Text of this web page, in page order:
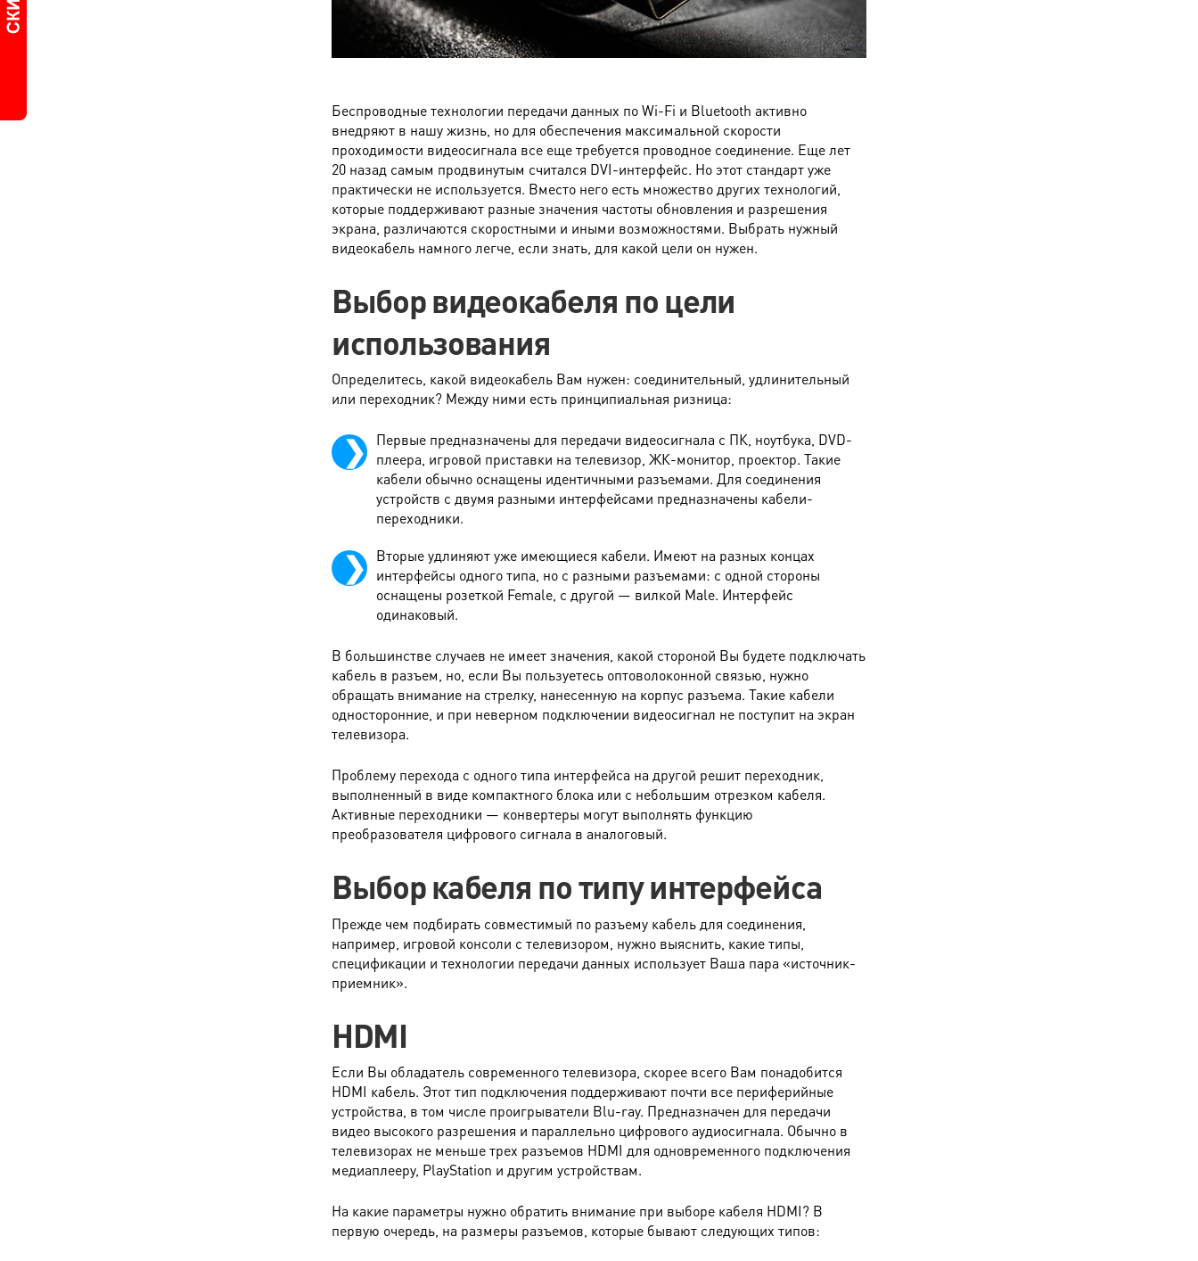
Беспроводные технологии передачи данных по Wi-Fi и Bluetooth активно
внедряют в нашу жизнь, но для обеспечения максимальной скорости
проходимости видеосигнала все еще требуется проводное соединение. Еще лет
20 назад самым продвинутым считался DVI-интерфейс. Но этот стандарт уже
практически не используется. Вместо него есть множество других технологий,
которые поддерживают разные значения частоты обновления и разрешения
экрана, различаются скоростными и иными возможностями. Выбрать нужный
видеокабель намного легче, если знать, для какой цели он нужен.
Выбор видеокабеля по цели
использования
Определитесь, какой видеокабель Вам нужен: соединительный, удлинительный
или переходник? Между ними есть принципиальная ризница:
Первые предназначены для передачи видеосигнала с ПК, ноутбука, DVD-
плеера, игровой приставки на телевизор, ЖК-монитор, проектор. Такие
кабели обычно оснащены идентичными разъемами. Для соединения
устройств с двумя разными интерфейсами предназначены кабели-
переходники.
Вторые удлиняют уже имеющиеся кабели. Имеют на разных концах
интерфейсы одного типа, но с разными разъемами: с одной стороны
оснащены розеткой Female, с другой — вилкой Male. Интерфейс
одинаковый.
В большинстве случаев не имеет значения, какой стороной Вы будете подключать
кабель в разъем, но, если Вы пользуетесь оптоволоконной связью, нужно
обращать внимание на стрелку, нанесенную на корпус разъема. Такие кабели
односторонние, и при неверном подключении видеосигнал не поступит на экран
телевизора.
Проблему перехода с одного типа интерфейса на другой решит переходник,
выполненный в виде компактного блока или с небольшим отрезком кабеля.
Активные переходники — конвертеры могут выполнять функцию
преобразователя цифрового сигнала в аналоговый.
Выбор кабеля по типу интерфейса
Прежде чем подбирать совместимый по разъему кабель для соединения,
например, игровой консоли с телевизором, нужно выяснить, какие типы,
спецификации и технологии передачи данных использует Ваша пара «источник-
приемник».
HDMI
Если Вы обладатель современного телевизора, скорее всего Вам понадобится
HDMI кабель. Этот тип подключения поддерживают почти все периферийные
устройства, в том числе проигрыватели Blu-ray. Предназначен для передачи
видео высокого разрешения и параллельно цифрового аудиосигнала. Обычно в
телевизорах не меньше трех разъемов HDMI для одновременного подключения
медиаплееру, PlayStation и другим устройствам.
На какие параметры нужно обратить внимание при выборе кабеля HDMI? В
первую очередь, на размеры разъемов, которые бывают следующих типов: